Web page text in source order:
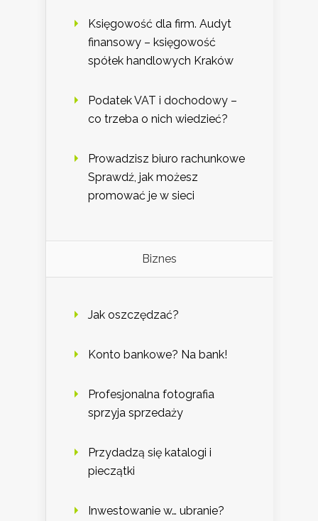
Księgowość dla firm. Audyt
finansowy – księgowość
spółek handlowych Kraków
Podatek VAT i dochodowy –
co trzeba o nich wiedzieć?
Prowadzisz biuro rachunkowe
Sprawdź, jak możesz
promować je w sieci
Biznes
Jak oszczędzać?
Konto bankowe? Na bank!
Profesjonalna fotografia
sprzyja sprzedaży
Przydadzą się katalogi i
pieczątki
Inwestowanie w… ubranie?